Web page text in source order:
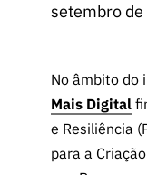
setembro
No âmbito do
Mais Digital
e Resiliência
para a